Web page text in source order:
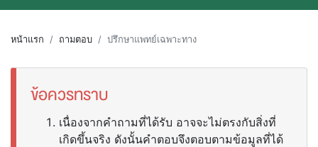
หน้าแรก ถามตอบ ปรึกษาแพทย์เฉพาะทาง
ข้อควรทราบ
เนื่องจากคำถามที่ได้รับ อาจจะไม่ตรงกับสิ่งที่
เกิดขึ้นจริง ดังนั้นคำตอบจึงตอบตามข้อมูลที่ได้